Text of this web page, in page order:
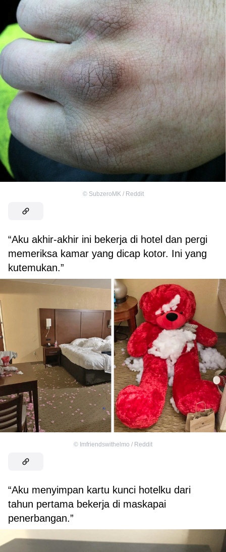
© SubzeroMK / Reddit
“Aku akhir-akhir ini bekerja di hotel dan pergi
memeriksa kamar yang dicap kotor. Ini yang
kutemukan.”
© Imfriendswithelmo / Reddit
“Aku menyimpan kartu kunci hotelku dari
tahun pertama bekerja di maskapai
penerbangan.”